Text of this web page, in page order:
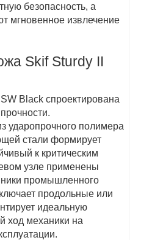
безопасность, а
мгновенное извлечение
Skif Sturdy II
Black спроектирована
ударопрочного полимера
стали формирует
к критическим
узле применены
промышленного
продольные или
идеальную
ход механики на